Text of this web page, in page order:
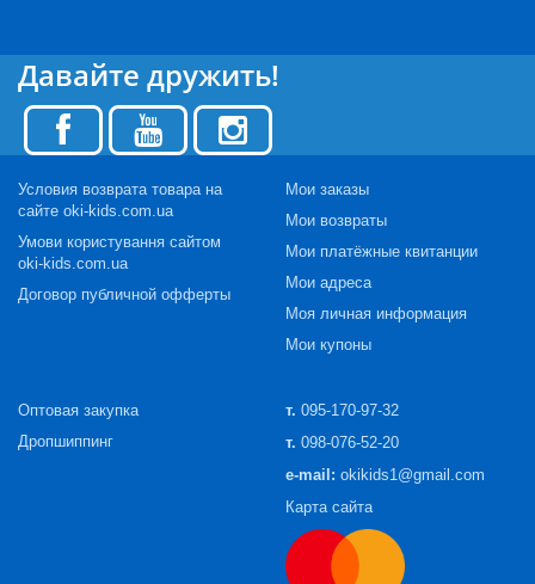
Давайте дружить!
Условия возврата товара на
сайте oki-kids.com.ua
Умови користування сайтом
oki-kids.com.ua
Договор публичной офферты
Мои заказы
Мои возвраты
Мои платёжные квитанции
Мои адреса
Моя личная информация
Мои купоны
Оптовая закупка
Дропшиппинг
т. 095-170-97-32
т. 098-076-52-20
e-mail: okikids1@gmail.com
Карта сайта